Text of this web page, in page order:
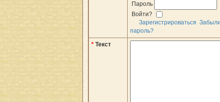
Пароль
Войти?
Зарегистрироваться
пароль?
* Текст